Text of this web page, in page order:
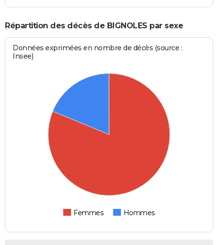
Répartition des décès de BIGNOLES par sexe
Données exprimées en nombre de décès (source :
Insee)
Femmes Hommes